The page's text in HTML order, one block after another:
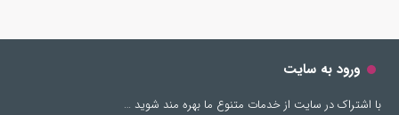
ورود به سایت
با اشتراک در سایت از خدمات متنوع ما بهره مند شوید …